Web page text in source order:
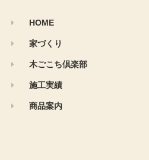
HOME
家づくり
木ごこち倶楽部
施工実績
商品案内